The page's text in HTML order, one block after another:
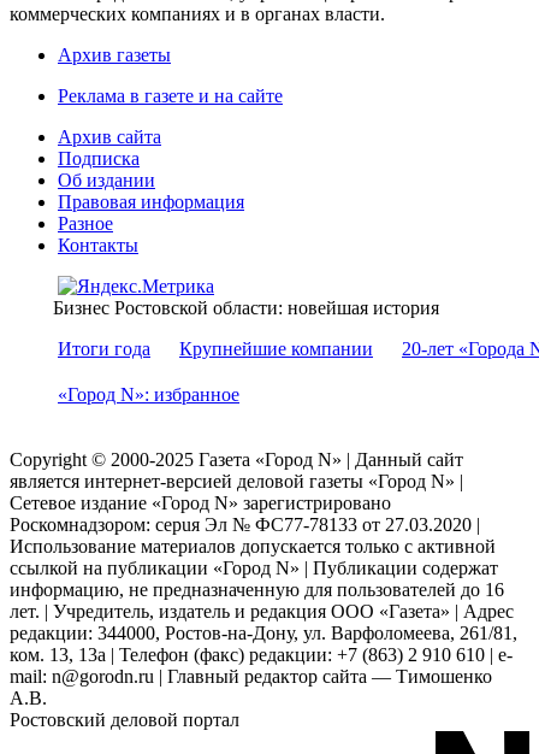
коммерческих компаниях и в органах власти.
Архив газеты
Реклама в газете и на сайте
Архив сайта
Подписка
Об издании
Правовая информация
Разное
Контакты
Бизнес Ростовской области: новейшая история
Итоги года
Крупнейшие компании 20-лет «Города
«Город N»: избранное
Copyright © 2000-2025 Газета «Город N» | Данный сайт
является интернет-версией деловой газеты «Город N» |
Сетевое издание «Город N» зарегистрировано
Роскомнадзором: серuя Эл № ФС77-78133 от 27.03.2020 |
Использование материалов допускается только с активной
ссылкой на публикации «Город N» | Публикации содержат
информацию, не предназначенную для пользователей до 16
лет. | Учредитель, издатель и редакция ООО «Газета» | Адрес
редакции: 344000, Ростов-на-Дону, ул. Варфоломеева, 261/81,
ком. 13, 13а | Телефон (факс) редакции: +7 (863) 2 910 610 | e-
mail: n@gorodn.ru | Главный редактор сайта — Тимошенко
А.В.
Ростовский деловой портал